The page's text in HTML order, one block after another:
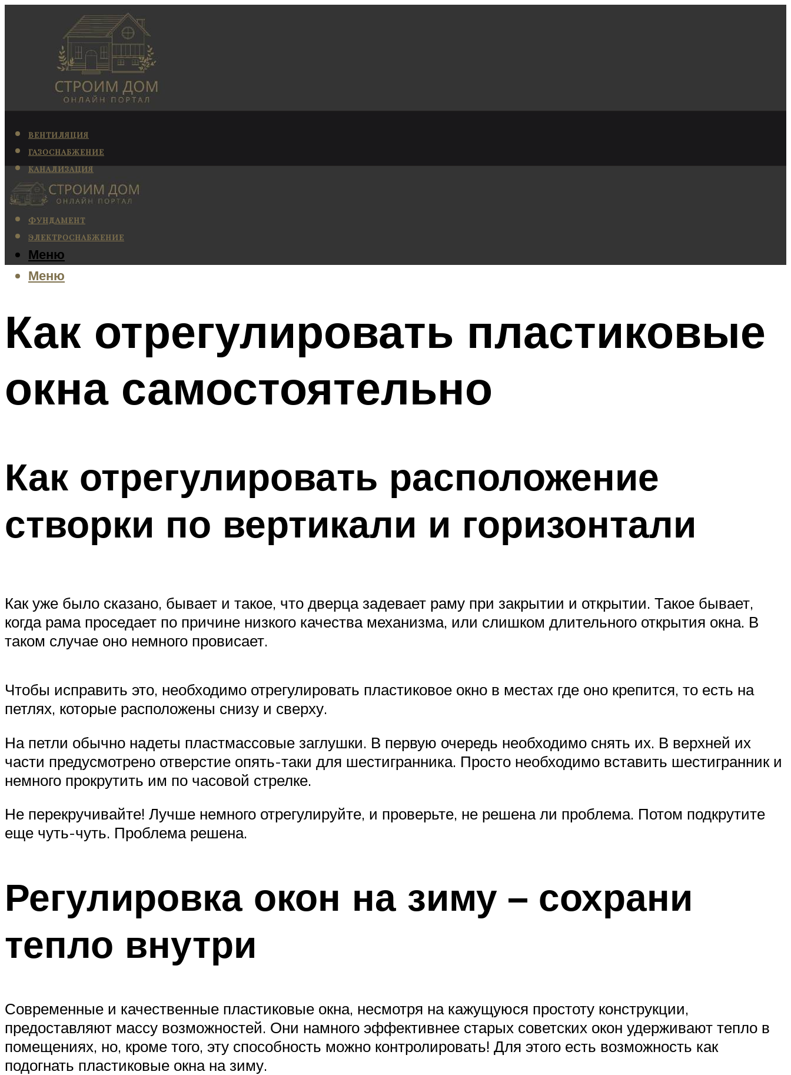
ВЕНТИЛЯЦИЯ
ГАЗОСНАБЖЕНИЕ
КАНАЛИЗАЦИЯ
КОНДИЦИОНИРОВАНИЕ
ОТОПЛЕНИЕ
ФУНДАМЕНТ
ЭЛЕКТРОСНАБЖЕНИЕ
Меню
Меню
Как отрегулировать пластиковые
окна самостоятельно
Как отрегулировать расположение
створки по вертикали и горизонтали
Как уже было сказано, бывает и такое, что дверца задевает раму при закрытии и открытии. Такое бывает,
когда рама проседает по причине низкого качества механизма, или слишком длительного открытия окна. В
таком случае оно немного провисает.
Чтобы исправить это, необходимо отрегулировать пластиковое окно в местах где оно крепится, то есть на
петлях, которые расположены снизу и сверху.
На петли обычно надеты пластмассовые заглушки. В первую очередь необходимо снять их. В верхней их
части предусмотрено отверстие опять-таки для шестигранника. Просто необходимо вставить шестигранник и
немного прокрутить им по часовой стрелке.
Не перекручивайте! Лучше немного отрегулируйте, и проверьте, не решена ли проблема. Потом подкрутите
еще чуть-чуть. Проблема решена.
Регулировка окон на зиму – сохрани
тепло внутри
Современные и качественные пластиковые окна, несмотря на кажущуюся простоту конструкции,
предоставляют массу возможностей. Они намного эффективнее старых советских окон удерживают тепло в
помещениях, но, кроме того, эту способность можно контролировать! Для этого есть возможность как
подогнать пластиковые окна на зиму.